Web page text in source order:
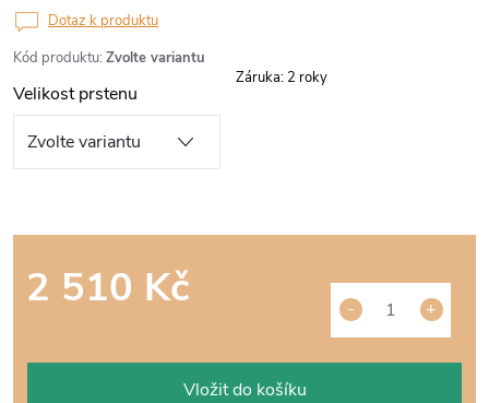
Kód produktu: Zvolte variantu
Velikost prstenu
2 510 Kč
Vložit do košíku
Dotaz k produktu
Záruka: 2 roky